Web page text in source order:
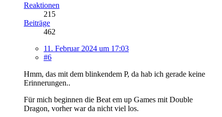
Reaktionen
215
Beiträge
462
11. Februar 2024 um 17:03
#6
Hmm, das mit dem blinkendem P, da hab ich gerade keine
Erinnerungen..
Für mich beginnen die Beat em up Games mit Double
Dragon, vorher war da nicht viel los.